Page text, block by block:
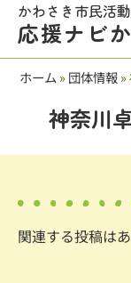
かわさき市民活
応援ナビ
ホーム »団体情報»
神奈川
関連する投稿はあ